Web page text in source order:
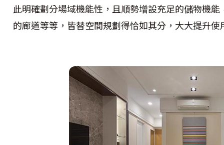
此明確劃分場域機能性，且順勢增設充足的儲物機
的廊道等等，皆替空間規劃得恰如其分，大大提升